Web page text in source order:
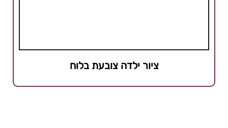
ציור ילדה צובעת בלוח